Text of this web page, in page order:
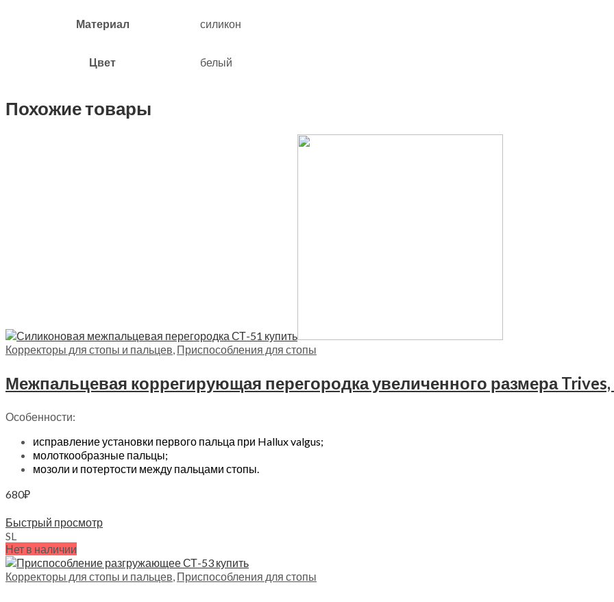
Материал силикон
Цвет белый
Похожие товары
Корректоры для стопы и пальцев, Приспособления для стопы
Межпальцевая коррегирующая перегородка увеличенного размера
Особенности:
исправление установки первого пальца при Hallux valgus;
молоткообразные пальцы;
мозоли и потертости между пальцами стопы.
680₽
Быстрый просмотр
SL
Нет в наличии
Корректоры для стопы и пальцев, Приспособления для стопы